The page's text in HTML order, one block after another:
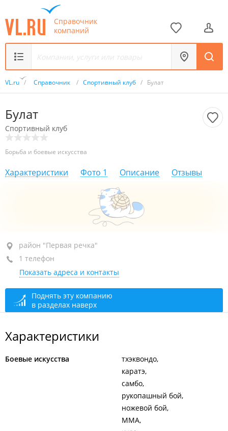
Справочник
компаний
VL.ru / Справочник / Спортивный клуб / Булат
Булат
Спортивный клуб
Борьба и боевые искусства
Характеристики Фото 1 Описание Отзывы
район "Первая речка", пр-т Острякова, 49
БЦ "Ostryakov", цокольный этаж
+7 908 969-79-49
закрыто, откроется в 10:00
район "Первая речка"
1 телефон
Показать адреса и контакты
Поднять эту компанию
в разделах наверх
Характеристики
Боевые искусства
тхэквондо
каратэ
самбо
рукопашный бой
ножевой бой
ММА